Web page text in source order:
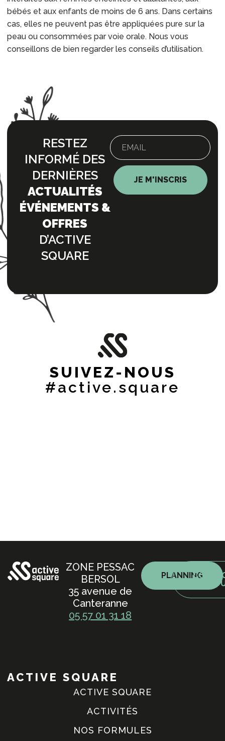
bébés et aux enfants de moins de 6 ans. Dans certains
cas, elles ne peuvent pas être appliquées pure sur la
peau ou consommées par voie orale. Nous vous
conseillons de bien regarder les conseils d’utilisation.
RESTEZ
INFORMÉ DES
DERNIÈRES
ACTUALITÉS
ÉVÉNEMENTS &
OFFRES
D’ACTIVE
SQUARE
JE M'INSCRIS
SUIVEZ-NOUS
#active.square
ACTIVE SQUARE
ACTIVE SQUARE
ACTIVITÉS
NOS FORMULES
ZONE PESSAC
BERSOL
35 avenue de
Canteranne
05 57 01 31 18
PLANNING